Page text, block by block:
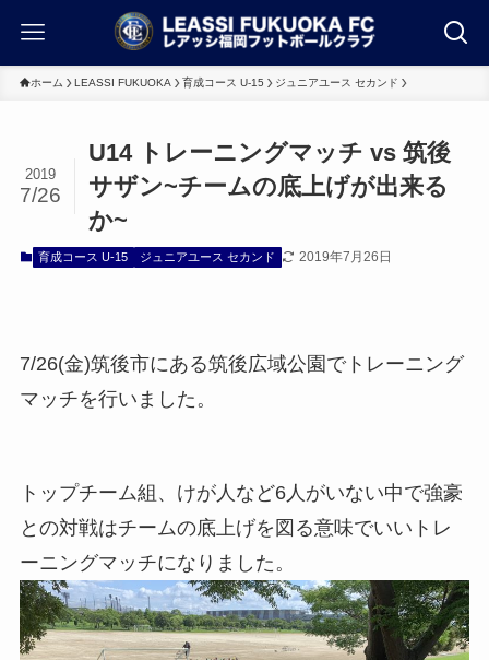
ホーム LEASSI FUKUOKA 育成コース U-15 ジュニアユース セカンド
U14 トレーニングマッチ vs 筑後
サザン~チームの底上げが出来る
か~
2019
7/26
育成コース U-15 ジュニアユース セカンド 2019年7月26日
7/26(金)筑後市にある筑後広域公園でトレーニング
マッチを行いました。
トップチーム組、けが人など6人がいない中で強豪
との対戦はチームの底上げを図る意味でいいトレ
ーニングマッチになりました。